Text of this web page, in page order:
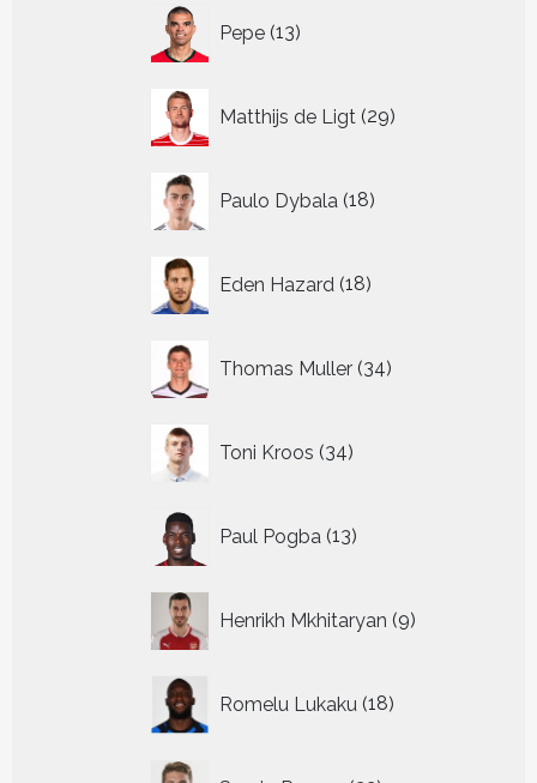
Pepe 13
producten
Matthijs de Ligt 29
producten
Paulo Dybala 18
producten
Eden Hazard 18
producten
Thomas Muller 34
producten
Toni Kroos 34
producten
Paul Pogba 13
producten
Henrikh Mkhitaryan 9
producten
Romelu Lukaku 18
producten